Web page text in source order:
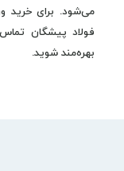
می‌شود. برای خرید
فولاد پیشگان
بهره‌مند شوید.